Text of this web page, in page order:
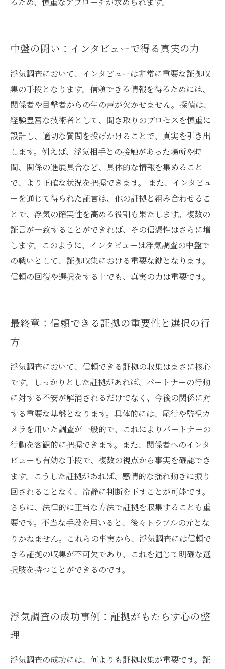
中盤の闘い：インタビューで得る真実の力
浮気調査において、インタビューは非常に重要な証拠収
集の手段となります。信頼できる情報を得るためには、
関係者や目撃者からの生の声が欠かせません。探偵は、
経験豊富な技術者として、聞き取りのプロセスを慎重に
設計し、適切な質問を投げかけることで、真実を引き出
します。例えば、浮気相手との接触があった場所や時
間、関係の進展具合など、具体的な情報を集めること
で、より正確な状況を把握できます。 また、インタビュ
ーを通じて得られた証言は、他の証拠と組み合わせるこ
とで、浮気の確実性を高める役割も果たします。複数の
証言が一致することができれば、その信憑性はさらに増
します。このように、インタビューは浮気調査の中盤で
の戦いとして、証拠収集における重要な鍵となります。
信頼の回復や選択をする上でも、真実の力は重要です。
最終章：信頼できる証拠の重要性と選択の行
方
浮気調査において、信頼できる証拠の収集はまさに核心
です。しっかりとした証拠があれば、パートナーの行動
に対する不安が解消されるだけでなく、今後の関係に対
する重要な基盤となります。具体的には、尾行や監視カ
メラを用いた調査が一般的で、これによりパートナーの
行動を客観的に把握できます。また、関係者へのインタ
ビューも有効な手段で、複数の視点から事実を確認でき
ます。こうした証拠があれば、感情的な揺れ動きに振り
回されることなく、冷静に判断を下すことが可能です。
さらに、法律的に正当な方法で証拠を収集することも重
要です。不当な手段を用いると、後々トラブルの元とな
りかねません。これらの事実から、浮気調査には信頼で
きる証拠の収集が不可欠であり、これを通じて明確な選
択肢を持つことができるのです。
浮気調査の成功事例：証拠がもたらす心の整
理
浮気調査の成功には、何よりも証拠収集が重要です。証